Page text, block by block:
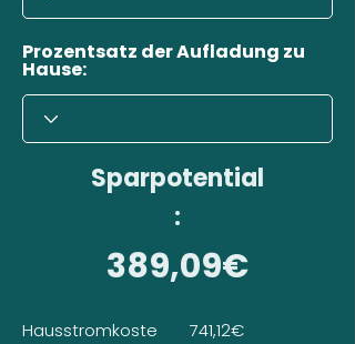
Prozentsatz der Aufladung zu
Hause:
Sparpotential
:
389,09€
Hausstromkoste
741,12€